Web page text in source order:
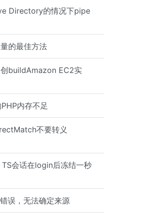
Directory的情况下pipe
的最佳方法
buildAmazon EC2实
内存不足
不要转义
会话在login后冻结一秒
误，无法确定来源
43 207 0 0 0 0 5 4 4 0 10
41 216 0 0 0 0 130 4 4 0 64